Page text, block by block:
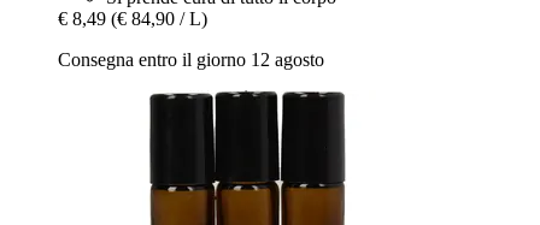
€ 8,49 (€ 84,90 / L)
Consegna entro il giorno 12 agosto